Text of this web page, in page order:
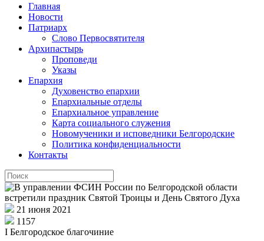
Главная
Новости
Патриарх
Слово Первосвятителя
Архипастырь
Проповеди
Указы
Епархия
Духовенство епархии
Епархиальные отделы
Епархиальное управление
Карта социального служения
Новомученики и исповедники Белгородские
Политика конфиденциальности
Контакты
21 июня 2021
1157
I Белгородское благочиние